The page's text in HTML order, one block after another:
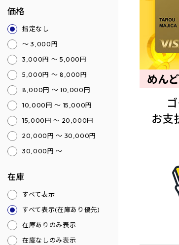
価格
指定なし
～ 3,000円
3,000円 ～ 5,000円
5,000円 ～ 8,000円
8,000円 ～ 10,000円
10,000円 ～ 15,000円
15,000円 ～ 20,000円
20,000円 ～ 30,000円
30,000円 ～
在庫
すべて表示
すべて表示(在庫あり優先)
在庫ありのみ表示
在庫なしのみ表示